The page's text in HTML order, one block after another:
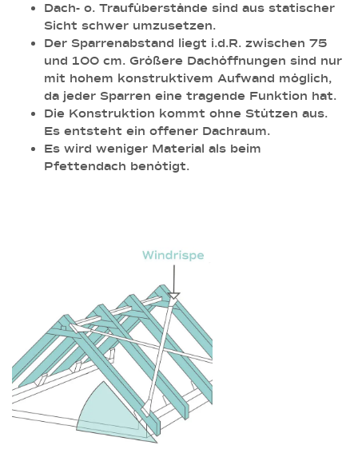
Dach- o. Traufüberstände sind aus statischer
Sicht schwer umzusetzen.
Der Sparrenabstand liegt i.d.R. zwischen 75
und 100 cm. Größere Dachöffnungen sind nur
mit hohem konstruktivem Aufwand möglich,
da jeder Sparren eine tragende Funktion hat.
Die Konstruktion kommt ohne Stützen aus.
Es entsteht ein offener Dachraum.
Es wird weniger Material als beim
Pfettendach benötigt.